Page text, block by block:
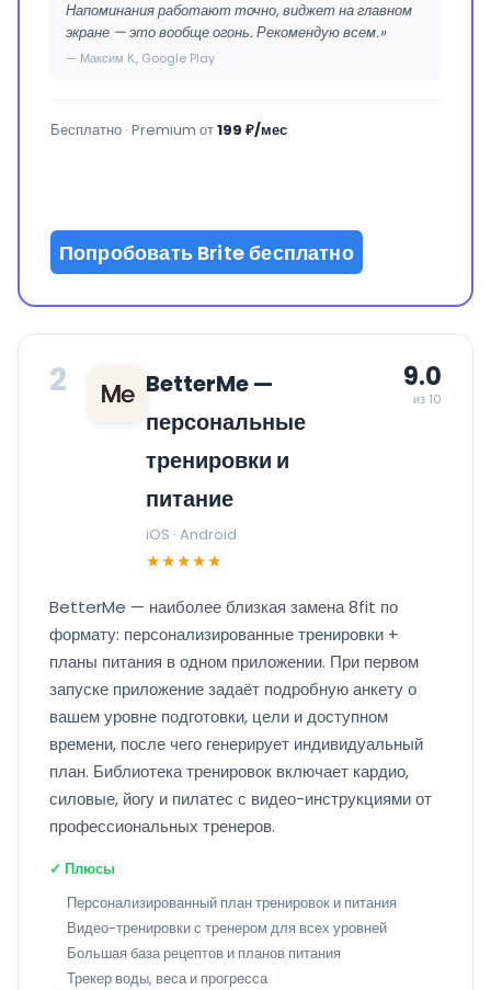
Напоминания работают точно, виджет на главном
экране — это вообще огонь. Рекомендую всем.»
— Максим К., Google Play
Бесплатно · Premium от199 ₽/мес
Попробовать Brite бесплатно
2
BetterMe —
персональные
тренировки и
питание
iOS · Android
★★★★★
9.0
из 10
BetterMe — наиболее близкая замена 8fit по
формату: персонализированные тренировки +
планы питания в одном приложении. При первом
запуске приложение задаёт подробную анкету о
вашем уровне подготовки, цели и доступном
времени, после чего генерирует индивидуальный
план. Библиотека тренировок включает кардио,
силовые, йогу и пилатес с видео-инструкциями от
профессиональных тренеров.
✓ Плюсы
Персонализированный план тренировок и питания
Видео-тренировки с тренером для всех уровней
Большая база рецептов и планов питания
Трекер воды, веса и прогресса